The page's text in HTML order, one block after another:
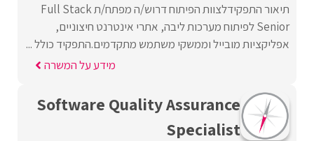
תיאור התפקידלצוות הפיתוח דרוש/ה מפתח/ת Full Stack
Senior לפיתוח מערכות ליבה, אתרי אינטרנט חיצוניים,
אפליקציות מובייל וממשקי משתמש מתקדמים.התפקיד כולל ...
מידע על המשרה
Software Quality Assurance
Specialist